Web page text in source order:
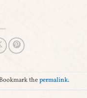
thepermalink.